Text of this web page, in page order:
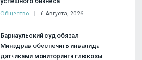
Общество 6 Августа, 2026
Барнаульский суд обязал
Минздрав обеспечить инвалида
датчиками мониторинга глюкозы